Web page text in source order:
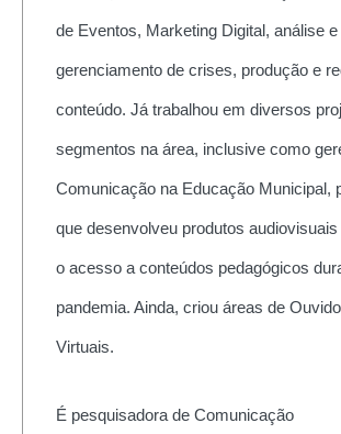
de Eventos, Marketing Digital, análise
gerenciamento de crises, produção e
conteúdo. Já trabalhou em diversos
segmentos na área, inclusive como
Comunicação na Educação Municipal,
que desenvolveu produtos
o acesso a conteúdos pedagógicos
pandemia. Ainda, criou áreas de
Virtuais.
É pesquisadora de Comunicação